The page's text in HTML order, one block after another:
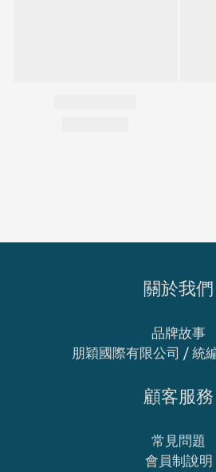
關於我們
品牌故事
朋穎國際有限公司 / 統
顧客服務
常見問題
會員制說明